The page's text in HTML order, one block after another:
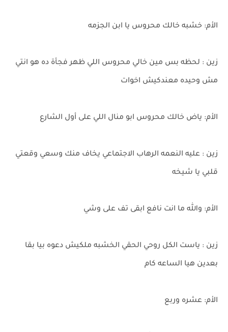
الأم: خشبه خالك محروس يا ابن الجزمه
زين : لحظه بس مين خالي محروس اللي ظهر فجأة ده هو انتي
مش وحيده معندكيش اخوات
الأم: ياض خالك محروس ابو منال اللي على أول الشارع
زين : عليه النعمه الرهاب الاجتماعي يخاف منك وسعي وقعتي
قلبي يا شيخه
الأم: والله ما انت نافع ابقى تف على وشي
زين : ياست الكل روحي الحقي الخشبه ملكيش دعوه بيا بقا
بعدين هيا الساعه كام
الأم: عشره وربع